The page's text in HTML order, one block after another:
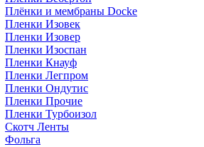
Плёнки и мембраны Docke
Пленки Изовек
Пленки Изовер
Пленки Изоспан
Пленки Кнауф
Пленки Легпром
Пленки Ондутис
Пленки Прочие
Пленки Турбоизол
Скотч Ленты
Фольга